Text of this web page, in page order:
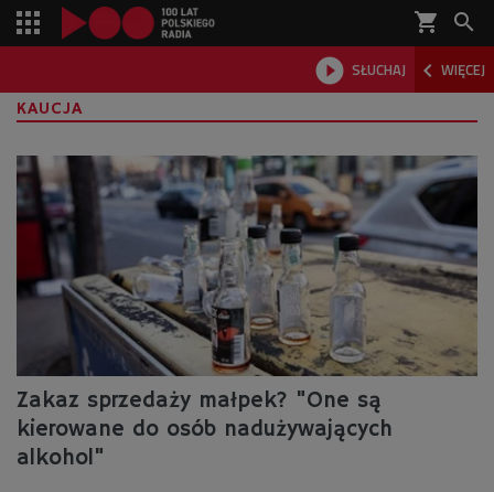
shopping_cart 
 SŁUCHAJ  WIĘCEJ

KAUCJA
Zakaz sprzedaży małpek? "One są
kierowane do osób nadużywających
alkohol"